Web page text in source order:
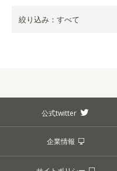
絞り込み：すべて
公式twitter
企業情報